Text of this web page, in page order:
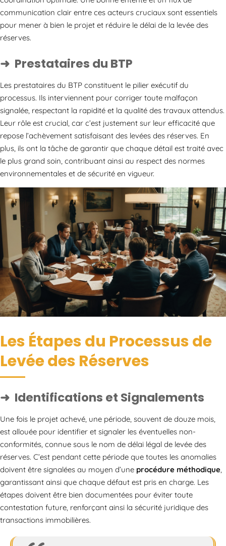
communication clair entre ces acteurs cruciaux sont essentiels
pour mener à bien le projet et réduire le délai de la levée des
réserves.
Prestataires du BTP
Les prestataires du BTP constituent le pilier exécutif du
processus. Ils interviennent pour corriger toute malfaçon
signalée, respectant la rapidité et la qualité des travaux attendus.
Leur rôle est crucial, car c’est justement sur leur efficacité que
repose l’achèvement satisfaisant des levées des réserves. En
plus, ils ont la tâche de garantir que chaque détail est traité avec
le plus grand soin, contribuant ainsi au respect des normes
environnementales et de sécurité en vigueur.
Les Étapes du Processus de
Levée des Réserves
Identifications et Signalements
Une fois le projet achevé, une période, souvent de douze mois,
est allouée pour identifier et signaler les éventuelles non-
conformités, connue sous le nom de délai légal de levée des
réserves. C’est pendant cette période que toutes les anomalies
doivent être signalées au moyen d’une procédure méthodique,
garantissant ainsi que chaque défaut est pris en charge. Les
étapes doivent être bien documentées pour éviter toute
contestation future, renforçant ainsi la sécurité juridique des
transactions immobilières.